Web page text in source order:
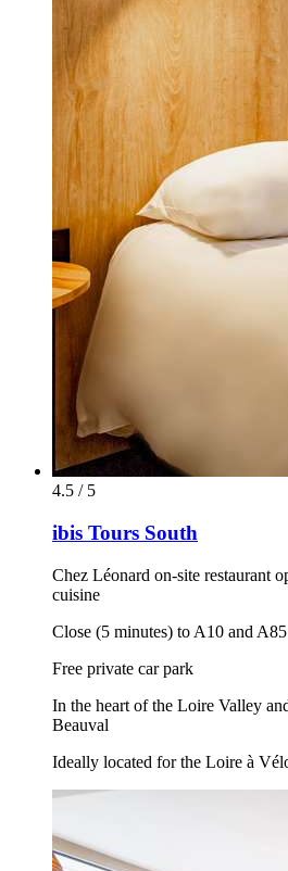
4.5 / 5
ibis Tours South
Chez Léonard on-site restaurant
cuisine
Close (5 minutes) to A10 and
Free private car park
In the heart of the Loire Valley
Beauval
Ideally located for the Loire à